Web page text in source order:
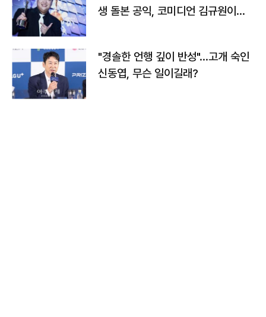
생 돌본 공익, 코미디언 김규원이었
"경솔한 언행 깊이 반성"…고개 숙인
신동엽, 무슨 일이길래?